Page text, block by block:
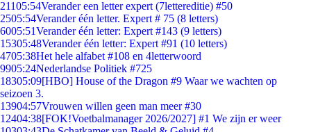
21105:54Verander een letter expert (7lettereditie) #50
2505:54Verander één letter. Expert # 75 (8 letters)
6005:51Verander één letter: Expert #143 (9 letters)
15305:48Verander één letter: Expert #91 (10 letters)
4705:38Het hele alfabet #108 en 4letterwoord
9905:24Nederlandse Politiek #725
18305:09[HBO] House of the Dragon #9 Waar we wachten op
seizoen 3.
13904:57Vrouwen willen geen man meer #30
12404:38[FOK!Voetbalmanager 2026/2027] #1 We zijn er weer